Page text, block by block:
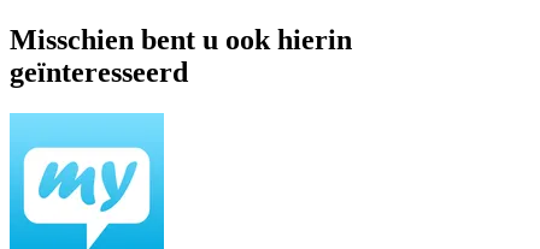
Misschien bent u ook hierin
geïnteresseerd